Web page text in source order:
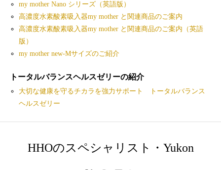
my mother Nano シリーズ（英語版）
高濃度水素酸素吸入器my mother と関連商品のご案内
高濃度水素酸素吸入器my mother と関連商品のご案内（英語
版）
my mother new-Mサイズのご紹介
トータルバランスヘルスゼリーの紹介
大切な健康を守るチカラを強力サポート トータルバランス
ヘルスゼリー
HHOのスペシャリスト・Yukon